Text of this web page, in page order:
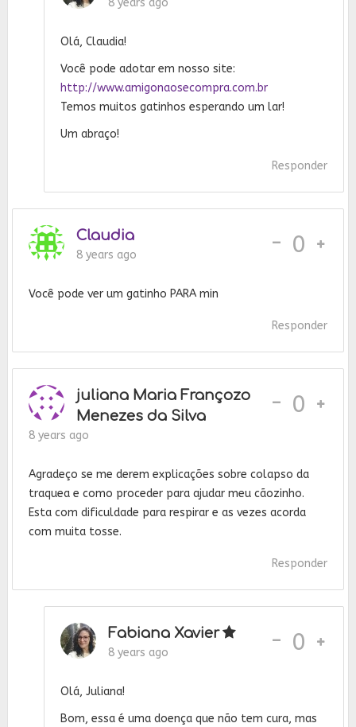
8 years ago
Olá, Claudia!
Você pode adotar em nosso site:
http://www.amigonaosecompra.com.br
Temos muitos gatinhos esperando um lar!
Um abraço!
Responder
Claudia
8 years ago - 0
Você pode ver um gatinho PARA min
Responder
juliana Maria Françozo
Menezes da Silva
8 years ago
- 0
Agradeço se me derem explicações sobre colapso da
traquea e como proceder para ajudar meu cãozinho.
Esta com dificuldade para respirar e as vezes acorda
com muita tosse.
Responder
Fabiana Xavier
8 years ago - 0
Olá, Juliana!
Bom, essa é uma doença que não tem cura, mas